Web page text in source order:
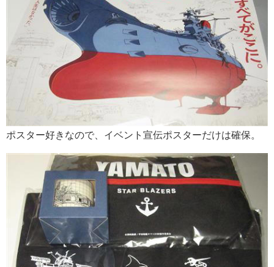
ポスター好きなので、イベント宣伝ポスターだけは確保。